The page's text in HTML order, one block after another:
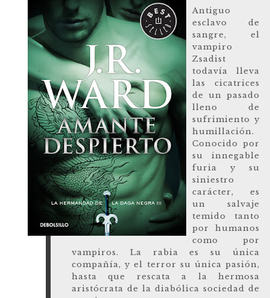
Antiguo
esclavo de
sangre, el
vampiro
Zsadist
todavía lleva
las cicatrices
de un pasado
lleno de
sufrimiento y
humillación.
Conocido por
su innegable
furia y su
siniestro
carácter, es
un salvaje
temido tanto
por humanos
como por
vampiros. La rabia es su única
compañía, y el terror su única pasión,
hasta que rescata a la hermosa
aristócrata de la diabólica sociedad de